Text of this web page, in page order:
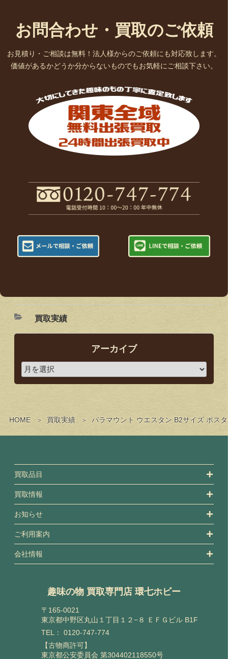
HOME 買取実績 パラマウント ウエスタン B2サイズ ポス
お問合わせ・買取のご依頼
お見積り・ご相談は無料！法人様からのご依頼にも対応致します。
価値があるかどうか分からないものでもお気軽にご相談下さい。
買取実績
アーカイブ
買取品目
買取情報
お知らせ
ご利用案内
会社情報
趣味の物 買取専門店 環七ホビー
〒165-0021
東京都中野区丸山１丁目１２−８ ＥＦＧビル B1F
TEL： 0120-747-774
【古物商許可】
東京都公安委員会 第304402118550号